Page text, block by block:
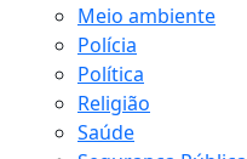
Meio ambiente
Polícia
Política
Religião
Saúde